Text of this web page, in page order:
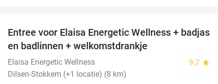
34%
Entree voor Elaisa Energetic Wellness + badjas
en badlinnen + welkomstdrankje
Elaisa Energetic Wellness 9.7 star
Dilsen-Stokkem (+1 locatie) (8 km)